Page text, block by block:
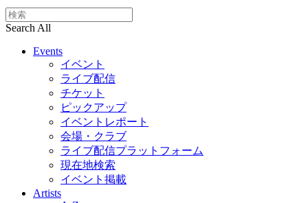
Search All
Events
イベント
ライブ配信
チケット
ピックアップ
イベントレポート
会場・クラブ
ライブ配信プラットフォーム
現在地検索
イベント掲載
Artists